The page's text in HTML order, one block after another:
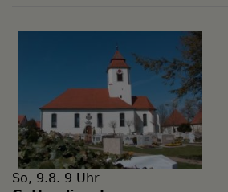
So, 9.8. 9 Uhr